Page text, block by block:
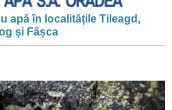
apă în localitățile Tileagd,
și Fâșca